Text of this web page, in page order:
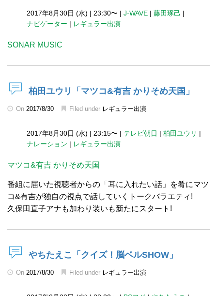
2017年8月30日 (水) | 23:30〜 | J-WAVE | 藤田琢己 |
ナビゲーター | レギュラー出演
SONAR MUSIC
柏田ユウリ「マツコ&有吉 かりそめ天国」
On 2017/8/30 Filed under レギュラー出演
2017年8月30日 (水) | 23:15〜 | テレビ朝日 | 柏田ユウリ |
ナレーション | レギュラー出演
マツコ&有吉 かりそめ天国
番組に届いた視聴者からの「耳に入れたい話」を肴にマツ
コ&有吉が独自の視点で話していくトークバラエティ!
久保田直子アナも加わり装いも新たにスタート!
やちたえこ「クイズ！脳ベルSHOW」
On 2017/8/30 Filed under レギュラー出演